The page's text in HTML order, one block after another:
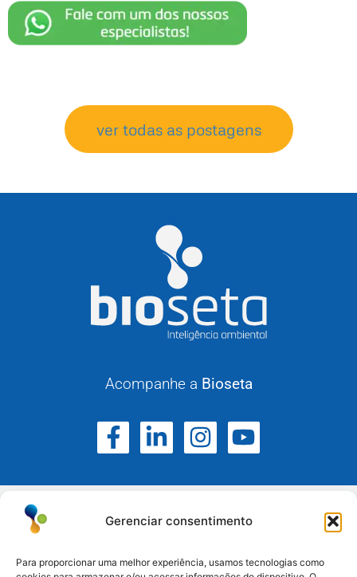
Gerenciar consentimento
Para proporcionar uma melhor experiência, usamos tecnologias como
ver todas as postagens
Acompanhe a Bioseta